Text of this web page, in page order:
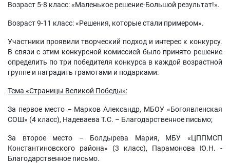
Возраст 5-8 класс: «Маленькое решение-Большой результат!».
Возраст 9-11 класс: «Решения, которые стали примером».
Участники проявили творческий подход и интерес к конкурсу.
В связи с этим конкурсной комиссией было принято решение
определить по три победителя конкурса в каждой возрастной
группе и наградить грамотами и подарками:
Тема «Страницы Великой Победы»:
За первое место – Марков Александр, МБОУ «Богоявленская
СОШ» (4 класс), Надеваева Т.С. – Благодарственное письмо;
За второе место – Болдырева Мария, МБУ «ЦППМСП
Константиновского района» (3 класс), Парамонова Ю.Н. -
Благодарственное письмо.